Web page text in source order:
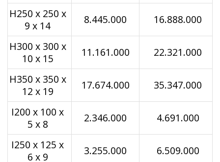
H250 x 250 x
9 x 14
8.445.000 16.888.000
H300 x 300 x
10 x 15
11.161.000 22.321.000
H350 x 350 x
12 x 19
17.674.000 35.347.000
I200 x 100 x
5 x 8
2.346.000 4.691.000
I250 x 125 x
6 x 9
3.255.000 6.509.000